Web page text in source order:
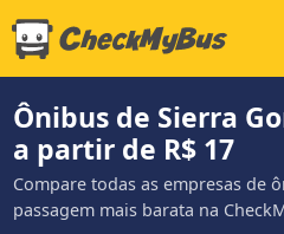
Ônibus de Sierra
a partir de R$ 17
Compare todas as empresas de
passagem mais barata na